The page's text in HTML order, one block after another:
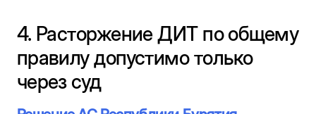
4. Расторжение ДИТ по общему
правилу допустимо только
через суд